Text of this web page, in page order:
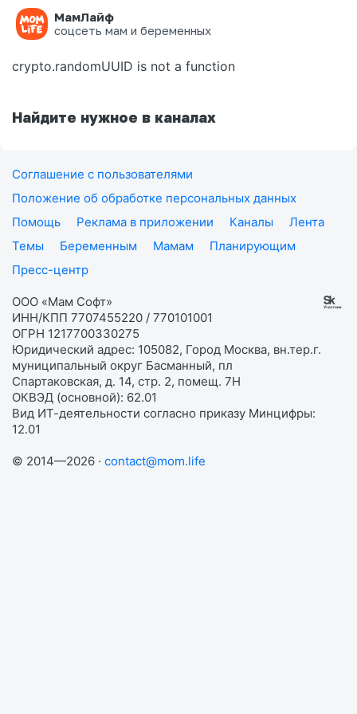
МамЛайф
соцсеть мам и беременных
Ошибка на странице
crypto.randomUUID is not a function
Найдите нужное в каналах
Соглашение с пользователями
Положение об обработке персональных данных
Помощь
Реклама в приложении Каналы
Лента
Темы
Беременным Мамам
Планирующим
Пресс-центр
ООО «Мам Софт»
ИНН/КПП 7707455220 / 770101001
ОГРН 1217700330275
Юридический адрес: 105082, Город Москва, вн.тер.г.
муниципальный округ Басманный, пл
Спартаковская, д. 14, стр. 2, помещ. 7Н
ОКВЭД (основной): 62.01
Вид ИТ-деятельности согласно приказу Минцифры:
12.01
© 2014—2026 · contact@mom.life